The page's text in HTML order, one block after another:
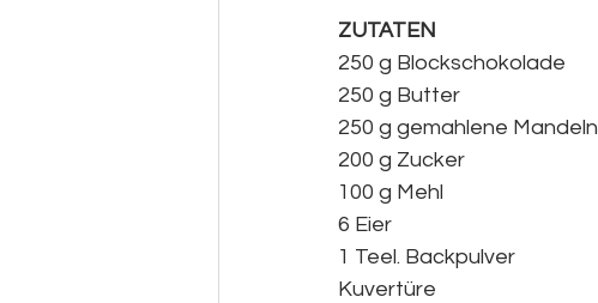
ZUTATEN
250 g Blockschokolade
250 g Butter
250 g gemahlene Mandeln
200 g Zucker
100 g Mehl
6 Eier
1 Teel. Backpulver
Kuvertüre